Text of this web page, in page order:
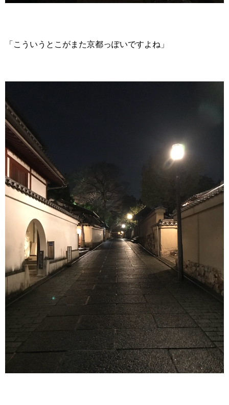
「こういうとこがまた京都っぽいですよね」